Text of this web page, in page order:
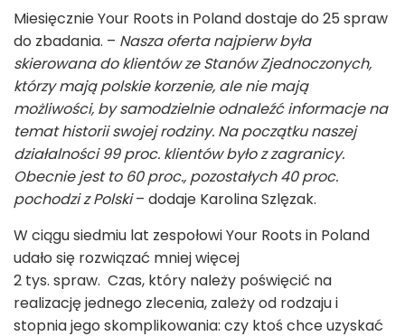
Miesięcznie Your Roots in Poland dostaje do 25 spraw
do zbadania. – Nasza oferta najpierw była
skierowana do klientów ze Stanów Zjednoczonych,
którzy mają polskie korzenie, ale nie mają
możliwości, by samodzielnie odnaleźć informacje na
temat historii swojej rodziny. Na początku naszej
działalności 99 proc. klientów było z zagranicy.
Obecnie jest to 60 proc., pozostałych 40 proc.
pochodzi z Polski– dodaje Karolina Szlęzak.
W ciągu siedmiu lat zespołowi Your Roots in Poland
udało się rozwiązać mniej więcej
2 tys. spraw. Czas, który należy poświęcić na
realizację jednego zlecenia, zależy od rodzaju i
stopnia jego skomplikowania: czy ktoś chce uzyskać